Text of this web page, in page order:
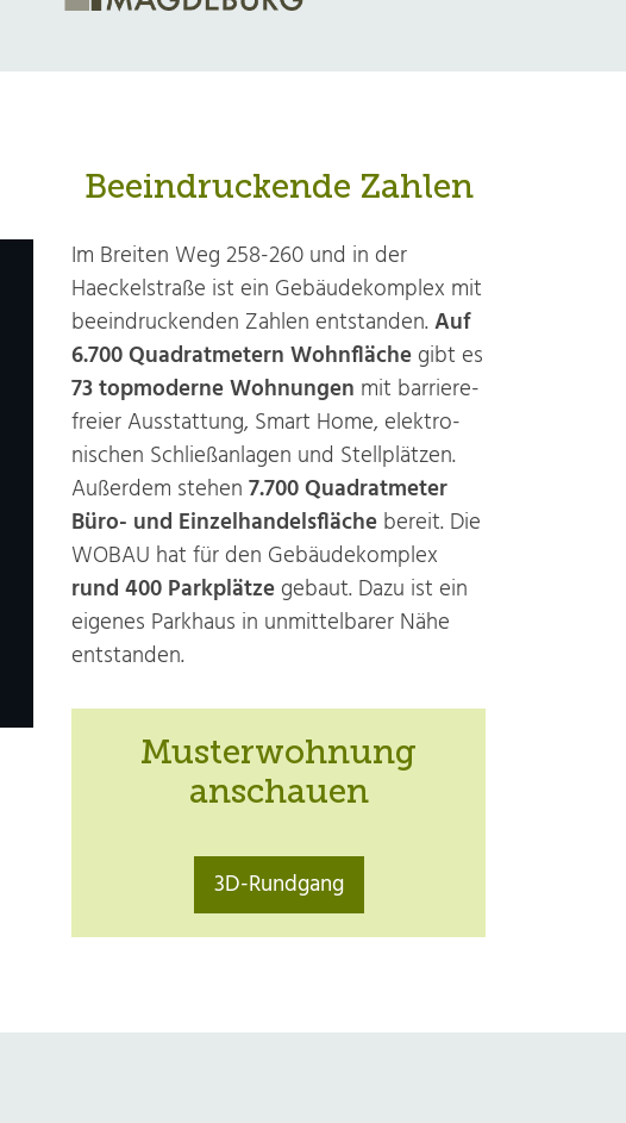
Beeindruckende Zahlen
Im Breiten Weg 258-260 und in der
Haeckelstraße ist ein Gebäude­komplex mit
beein­druckenden Zahlen entstanden.Auf
6.700 Quadrat­metern Wohn­fläche gibt es
73 topmoderne Wohnungen mit barriere­
freier Ausstattung, Smart Home, elektro­
nischen Schließ­anlagen und Stell­plätzen.
Außerdem stehen 7.700 Quadrat­meter
Büro- und Einzel­handels­fläche bereit. Die
WOBAU hat für den Gebäude­komplex
rund 400 Park­plätze gebaut. Dazu ist ein
eigenes Parkhaus in unmittelbarer Nähe
entstanden.
Musterwohnung
anschauen
3D-Rundgang